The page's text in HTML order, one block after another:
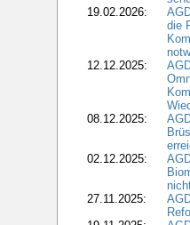
19.02.2026:
die
12.12.2025:
08.12.2025:
02.12.2025:
27.11.2025: